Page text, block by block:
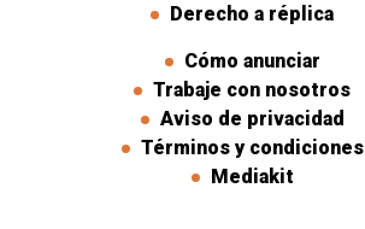
Derecho a réplica
Cómo anunciar
Trabaje con nosotros
Aviso de privacidad
Términos y condiciones
Mediakit